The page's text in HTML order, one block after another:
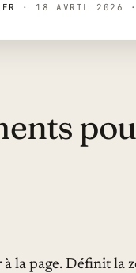
· 18 AVRIL 2026 ·
à la page. Définit la